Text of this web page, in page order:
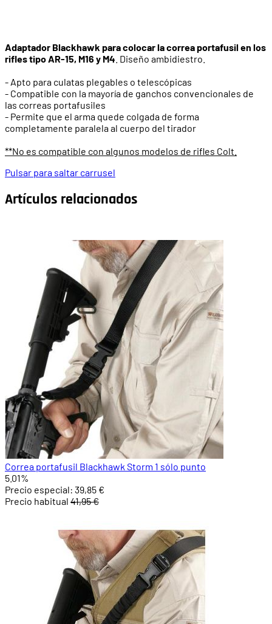
Adaptador Blackhawk para colocar la correa portafusil en los
rifles tipo AR-15, M16 y M4 . Diseño ambidiestro.
- Apto para culatas plegables o telescópicas
- Compatible con la mayoría de ganchos convencionales de
las correas portafusiles
- Permite que el arma quede colgada de forma
completamente paralela al cuerpo del tirador
**No es compatible con algunos modelos de rifles Colt.
Pulsar para saltar carrusel
Artículos relacionados
Correa portafusil Blackhawk Storm 1 sólo punto
5.01%
Precio especial: 39,85 €
Precio habitual 41,95 €